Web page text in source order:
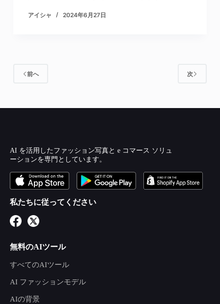
アイシャ 2024年6月27日
前へ 次
AI を活用したファッション写真と e コマース ソリュ
ーションを専門としています。
私たちに従ってください
無料のAIツール
すべてのAIツール
AI ファッションモデル
AIの背景